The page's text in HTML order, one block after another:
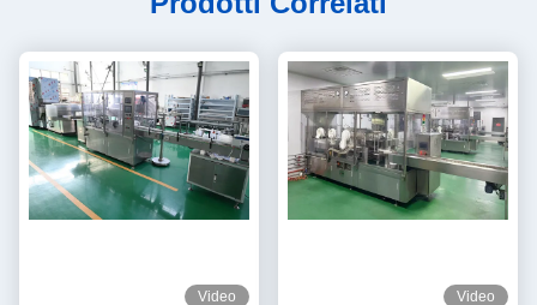
Video Video